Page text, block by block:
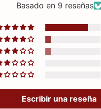
Basado en 9 reseñas
Escribir una reseña